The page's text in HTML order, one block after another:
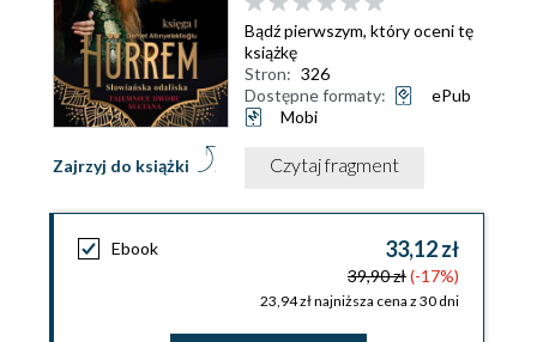
Zajrzyj do książki
Bądź pierwszym, który oceni tę
książkę
Stron: 326
Dostępne formaty:
ePub
Mobi
Czytaj fragment
Ebook 33,12 zł
39,90 zł(-17%)
23,94 zł najniższa cena z 30 dni